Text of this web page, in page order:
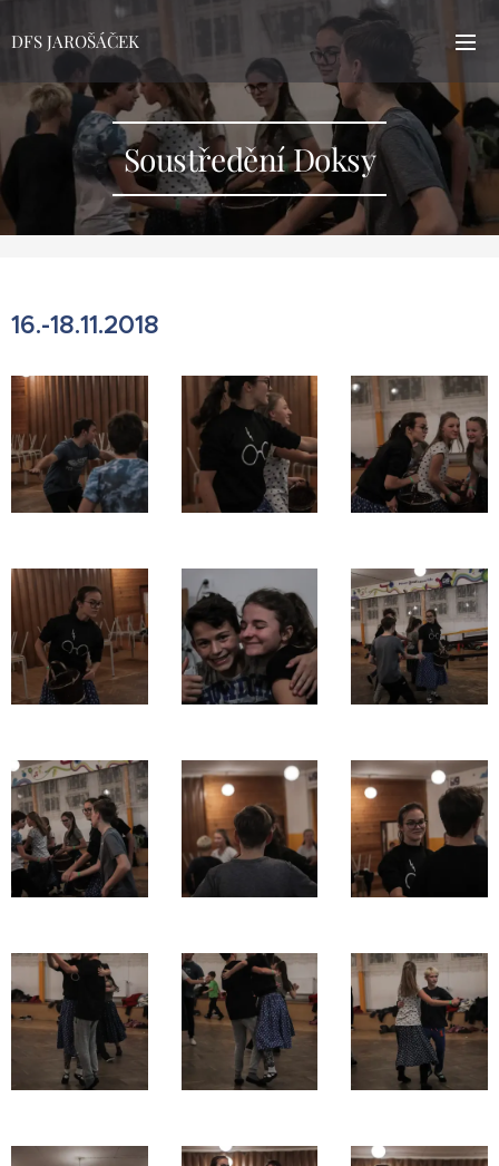
DFS JAROŠÁČEK
Soustředění Doksy
16.-18.11.2018